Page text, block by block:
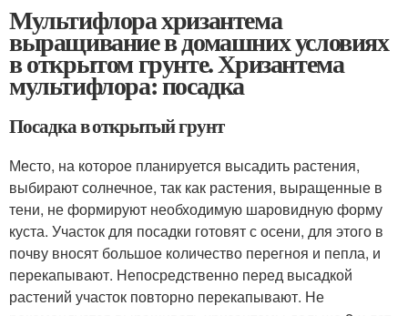
Мультифлора хризантема
выращивание в домашних условиях
в открытом грунте. Хризантема
мультифлора: посадка
Посадка в открытый грунт
Место, на которое планируется высадить растения,
выбирают солнечное, так как растения, выращенные в
тени, не формируют необходимую шаровидную форму
куста. Участок для посадки готовят с осени, для этого в
почву вносят большое количество перегноя и пепла, и
перекапывают. Непосредственно перед высадкой
растений участок повторно перекапывают. Не